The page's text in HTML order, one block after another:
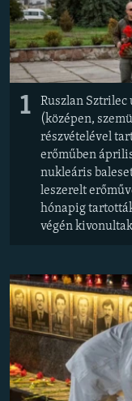
KÖVESSEN MINKET!
Valamennyi
1
Ruszlan
(középen,
részvételével
erőműben
nukleáris
leszerelt
hónapig
végén kivonultak